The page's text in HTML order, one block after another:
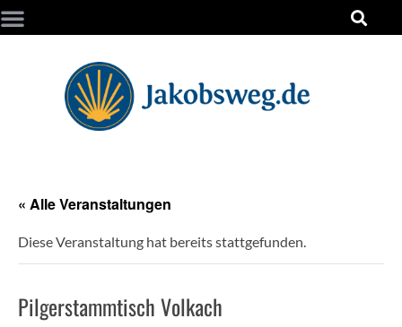
« Alle Veranstaltungen
Diese Veranstaltung hat bereits stattgefunden.
Pilgerstammtisch Volkach